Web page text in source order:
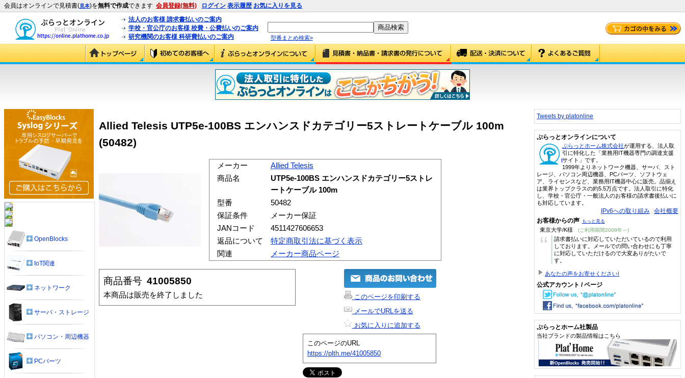
会員はオンラインで見積書(見本)を無料で作成できます 会員登録(無料) ログイン 表示履歴 お気に入りを見る
法人のお客様 請求書払いのご案内
学校・官公庁のお客様 校費・公費払いのご案内
研究機関のお客様 科研費払いのご案内
型番まとめ検索»
Allied Telesis UTP5e-100BS エンハンスドカテゴリー5ストレートケーブル 100m
(50482)
メーカー
Allied Telesis
商品名
UTP5e-100BS エンハンスドカテゴリー5ストレ
ートケーブル 100m
型番
50482
保証条件
メーカー保証
JANコード
4511427606653
返品について
特定商取引法に基づく表示
関連
メーカー商品ページ
商品番号 41005850
本商品は販売を終了しました
このページを印刷する
メールでURLを送る
お気に入りに追加する
このページのURL
https://plth.me/41005850
OpenBlocks
IoT関連
ネットワーク
サーバ・ストレージ
パソコン・周辺機器
PCパーツ
Tweets by platonline
ぷらっとオンラインについて
ぷらっとホーム株式会社が運用する、法人取
引に特化した「業務用IT機器専門の調達支援
サイト」です。
1999年よりネットワーク機器、サーバ、スト
レージ、パソコン周辺機器、PCパーツ、ソフトウェ
ア、ライセンスなど、業務用IT機器中心に販売。品揃え
は業界トップクラスの約5.5万点です。法人取引に特化
し、学校・官公庁・一般法人のお客様の請求書後払いに
も対応しています。
IPv6への取り組み 会社概要
お客様からの声 もっと見る
東京大学/K様 (ご利用期間2009年～)
“
請求書払いに対応していただいているので利用
しております。メールでの問い合わせにも丁寧
に対応していただけるので大変ありがたいで
す。
あなたの声をお寄せください!
公式アカウント / ページ
ぷらっとホーム社製品
当社ブランドの製品情報はこちら